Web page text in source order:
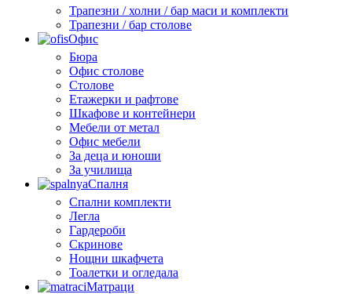
Трапезни / холни / бар маси и комплекти
Трапезни / бар столове
Офис
Бюра
Офис столове
Столове
Етажерки и рафтове
Шкафове и контейнери
Мебели от метал
Офис мебели
За деца и юноши
За училища
Спалня
Спални комплекти
Легла
Гардероби
Скринове
Нощни шкафчета
Тоалетки и огледала
Матраци